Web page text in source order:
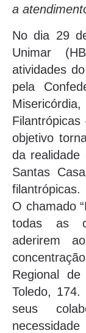
a
No dia 29
Unimar
atividades
pela
objetivo
da realidade
Santas
filantrópicas.
O chamado
todas as
aderirem
Regional
Toledo,
seus